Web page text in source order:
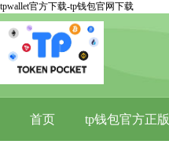
tpwallet官方下载-tp钱包官网下载
首页 tp钱包官方正版